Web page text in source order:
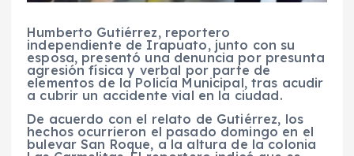
Humberto Gutiérrez, reportero
independiente de Irapuato, junto con su
esposa, presentó una denuncia por presunta
agresión física y verbal por parte de
elementos de la Policía Municipal, tras acudir
a cubrir un accidente vial en la ciudad.
De acuerdo con el relato de Gutiérrez, los
hechos ocurrieron el pasado domingo en el
bulevar San Roque, a la altura de la colonia